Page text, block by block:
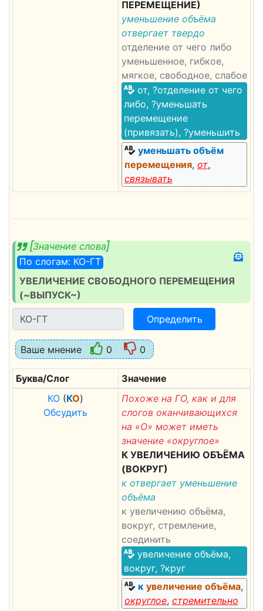
ПЕРЕМЕЩЕНИЕ)
уменьшение объёма
отвергает твердо
отделение от чего либо
уменьшенное, гибкое,
мягкое, свободное, слабое
от, ?отделение от чего
либо, ?уменьшать
перемещение
(привязать), ?уменьшить
уменьшать объём
перемещения, от,
связывать
По слогам: КО-ГТ
УВЕЛИЧЕНИЕ СВОБОДНОГО ПЕРЕМЕЩЕНИЯ
(~ВЫПУСК~)
Значение слова
Определить
Ваше мнение 0 0
Буква/Слог
Значение
КО (КО)
Обсудить
Похоже на ГО, как и для
слогов оканчивающихся
на «О» может иметь
значение «округлое»
К УВЕЛИЧЕНИЮ ОБЪЁМА
(ВОКРУГ)
к отвергает уменьшение
объёма
к увеличению объёма,
вокруг, стремление,
соединить
увеличение объёма,
вокруг, ?круг
к увеличение объёма,
округлое, стремительно